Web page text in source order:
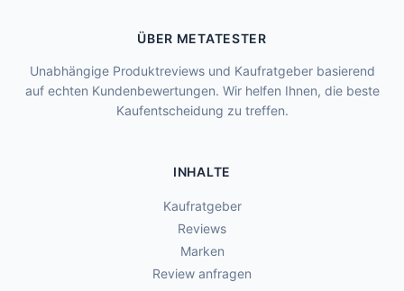
ÜBER METATESTER
Unabhängige Produktreviews und Kaufratgeber basierend
auf echten Kundenbewertungen. Wir helfen Ihnen, die beste
Kaufentscheidung zu treffen.
INHALTE
Kaufratgeber
Reviews
Marken
Review anfragen